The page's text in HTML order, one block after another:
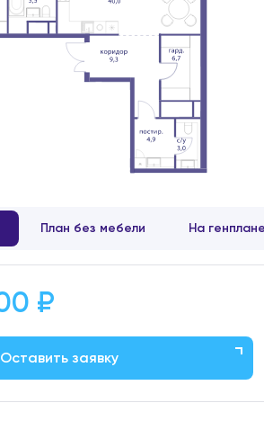
План без мебели На
₽
Оставить заявку